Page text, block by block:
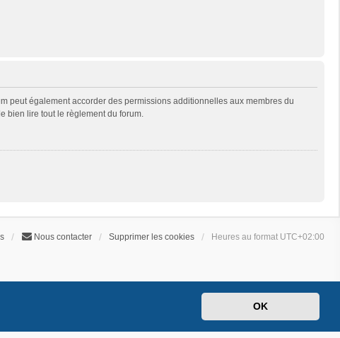
OK
peut également accorder des permissions additionnelles aux membres du
bien lire tout le règlement du forum.
Nous contacter Supprimer les cookies Heures au format UTC+02:00